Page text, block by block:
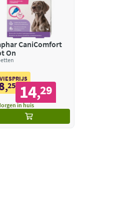
CaniComfort
On
,25 14,29
in huis